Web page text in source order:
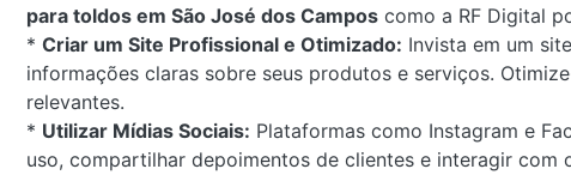
para toldos em São José dos Campos como a RF Digital
* Criar um Site Profissional e Otimizado: Invista em um
informações claras sobre seus produtos e serviços.
relevantes.
* Utilizar Mídias Sociais: Plataformas como Instagram e
uso, compartilhar depoimentos de clientes e interagir com